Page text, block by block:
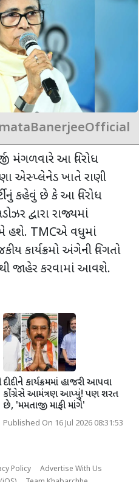
મંગળવારે આ વિરોધ
એસ્પ્લેનેડ ખાતે રાણી
કહેવું છે કે આ વિરોધ
દ્વારા રાજ્યમાં
હશે. TMCએ વધુમાં
કાર્યક્રમો અંગેની વિગતો
જાહેર કરવામાં આવશે.
દીદીને કાર્યક્રમમાં હાજરી આપવા
કોંગ્રેસે આમંત્રણ આપ્યું! પણ શરત
છે, 'મમતાજી માફી માંગે'
Published On 16 Jul 2026 08:31:53
Policy
Advertise With Us